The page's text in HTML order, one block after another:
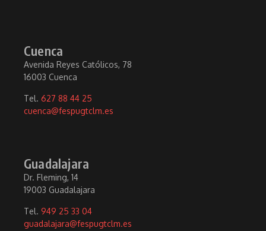
Cuenca
Avenida Reyes Católicos, 78
16003 Cuenca
Tel. 627 88 44 25
cuenca@fespugtclm.es
Guadalajara
Dr. Fleming, 14
19003 Guadalajara
Tel. 949 25 33 04
guadalajara@fespugtclm.es